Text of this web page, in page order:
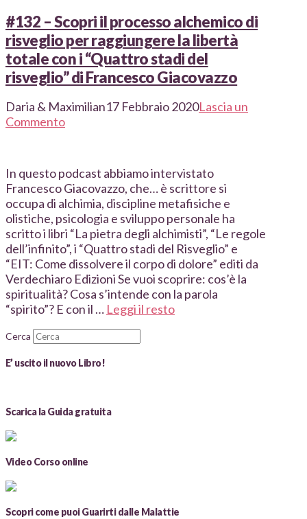
#132 – Scopri il processo alchemico di
risveglio per raggiungere la libertà
totale con i “Quattro stadi del
risveglio” di Francesco Giacovazzo
Daria & Maximilian17 Febbraio 2020Lascia un
Commento
In questo podcast abbiamo intervistato
Francesco Giacovazzo, che… è scrittore si
occupa di alchimia, discipline metafisiche e
olistiche, psicologia e sviluppo personale ha
scritto i libri “La pietra degli alchimisti”, “Le regole
dell’infinito”, i “Quattro stadi del Risveglio” e
“EIT: Come dissolvere il corpo di dolore” editi da
Verdechiaro Edizioni Se vuoi scoprire: cos’è la
spiritualità? Cosa s’intende con la parola
“spirito”? E con il … Leggi il resto
Cerca
E’ uscito il nuovo Libro!
Scarica la Guida gratuita
Video Corso online
Scopri come puoi Guarirti dalle Malattie